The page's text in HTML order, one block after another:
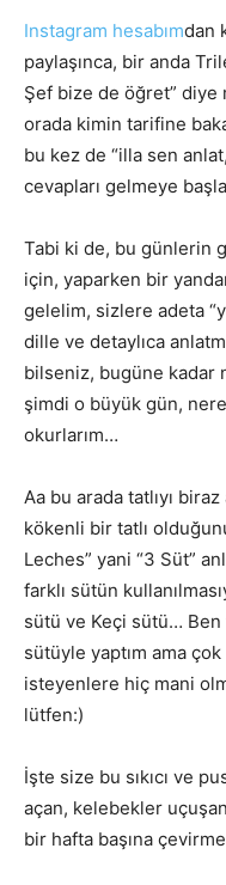
Instagram hesabımdan
paylaşınca, bir anda
Şef bize de öğret” diye
orada kimin tarifine
bu kez de “illa sen
cevapları gelmeye
Tabi ki de, bu günlerin
için, yaparken bir
gelelim, sizlere adeta
dille ve detaylıca
bilseniz, bugüne kadar
şimdi o büyük gün,
okurlarım…
Aa bu arada tatlıyı
kökenli bir tatlı
Leches” yani “3 Süt”
farklı sütün
sütü ve Keçi sütü…
sütüyle yaptım ama
isteyenlere hiç mani
lütfen:)
İşte size bu sıkıcı ve
açan, kelebekler
bir hafta başına